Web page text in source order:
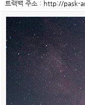
트랙백 주소 : http://pask-